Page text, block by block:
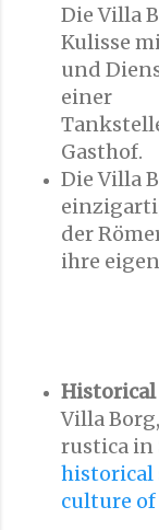
Die Villa
Kulisse
und
einer
Gasthof.
Die Villa
der
ihre
Villa
rustica in
historical
culture